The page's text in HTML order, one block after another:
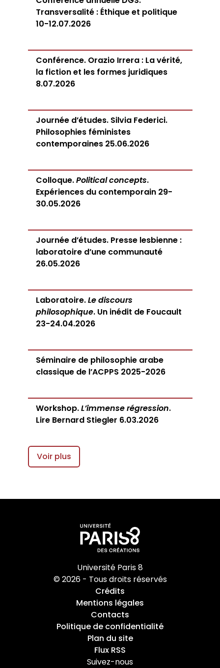
Transversalité : Éthique et politique
10-12.07.2026
Conférence. Orazio Irrera : La vérité,
la fiction et les formes juridiques
8.07.2026
Journée d’études. Silvia Federici.
Philosophies féministes
contemporaines 25.06.2026
Colloque.Political concepts.
Expériences du contemporain 29-
30.05.2026
Journée d’études. Presse lesbienne :
laboratoire d’une communauté
26.05.2026
Laboratoire.Le discours
philosophique. Un inédit de Foucault
23-24.04.2026
Séminaire de philosophie arabe
classique de l’ACPPS 2025-2026
Workshop.L’immense régression.
Lire Bernard Stiegler 6.03.2026
Voir plus
Université Paris 8
© 2026 - Tous droits réservés
Crédits
Mentions légales
Contacts
Politique de confidentialité
Plan du site
Flux RSS
Suivez-nous